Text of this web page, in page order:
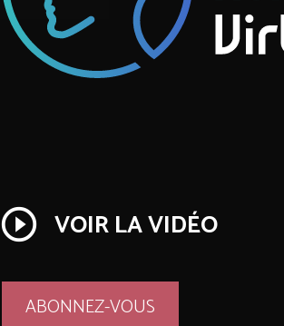
play_circle_outline VOIR LA VIDÉO
ABONNEZ-VOUS